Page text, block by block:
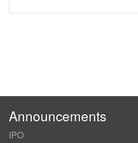
Announcements
IPO